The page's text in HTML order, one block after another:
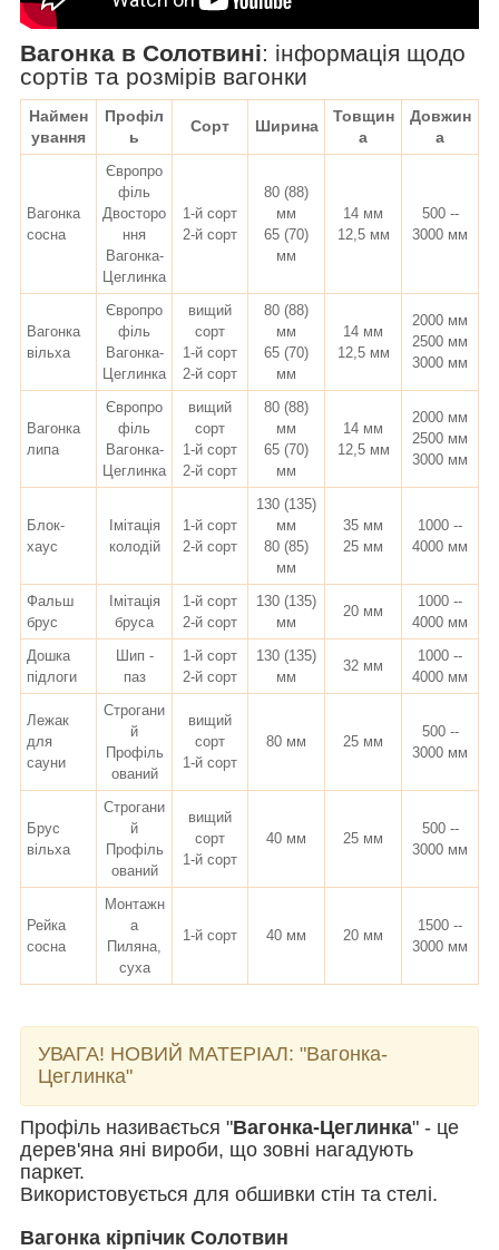
Вагонка в Солотвині: інформація щодо
сортів та розмірів вагонки
Наймен
ування
Профіл
ь
Сорт Ширина
Товщин
а
Довжин
а
Вагонка
сосна
Європро
філь
Двосторо
ння
Вагонка-
Цеглинка
1-й сорт
2-й сорт
80 (88)
мм
65 (70)
мм
14 мм
12,5 мм
500 --
3000 мм
Вагонка
вільха
Європро
філь
Вагонка-
Цеглинка
вищий
сорт
1-й сорт
2-й сорт
80 (88)
мм
65 (70)
мм
14 мм
12,5 мм
2000 мм
2500 мм
3000 мм
Вагонка
липа
Європро
філь
Вагонка-
Цеглинка
вищий
сорт
1-й сорт
2-й сорт
80 (88)
мм
65 (70)
мм
14 мм
12,5 мм
2000 мм
2500 мм
3000 мм
Блок-
хаус
Імітація
колодій
1-й сорт
2-й сорт
130 (135)
мм
80 (85)
мм
35 мм
25 мм
1000 --
4000 мм
Фальш
брус
Імітація
бруса
1-й сорт
2-й сорт
130 (135)
мм
20 мм
1000 --
4000 мм
Дошка
підлоги
Шип -
паз
1-й сорт
2-й сорт
130 (135)
мм
32 мм
1000 --
4000 мм
Лежак
для
сауни
Строгани
й
Профіль
ований
вищий
сорт
1-й сорт
80 мм 25 мм
500 --
3000 мм
Брус
вільха
Строгани
й
Профіль
ований
вищий
сорт
1-й сорт
40 мм 25 мм
500 --
3000 мм
Рейка
сосна
Монтажн
а
Пиляна,
суха
1-й сорт 40 мм 20 мм
1500 --
3000 мм
УВАГА! НОВИЙ МАТЕРІАЛ: "Вагонка-
Цеглинка"
Профіль називається "Вагонка-Цеглинка" - це
дерев'яна яні вироби, що зовні нагадують
паркет.
Використовується для обшивки стін та стелі.
Вагонка кірпічик Солотвин